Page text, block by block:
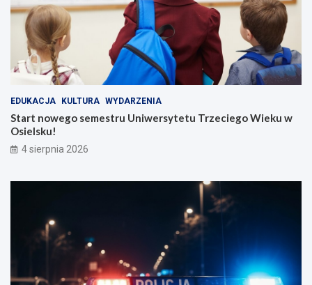
EDUKACJA KULTURA WYDARZENIA
Start nowego semestru Uniwersytetu Trzeciego Wieku w
Osielsku!
4 sierpnia 2026